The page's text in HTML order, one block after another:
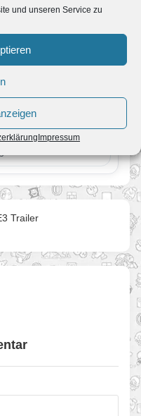
und unseren Service zu
Impressum
New Island E3
für den Nintendo 3DS
Luigi: Dream Team
zur E3 einen neuen
Trailer